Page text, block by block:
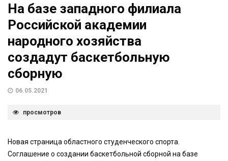
На базе западного филиала
Российской академии
народного хозяйства
создадут баскетбольную
сборную
06.05.2021
просмотров
Новая страница областного студенческого спорта.
Соглашение о создании баскетбольной сборной на базе